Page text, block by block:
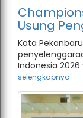
Usung
Kota
Indonesia
selengkapnya